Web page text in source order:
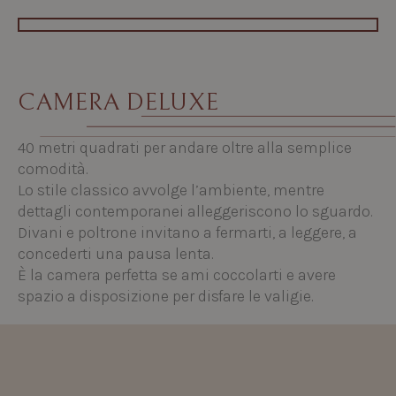
CAMERA DELUXE
40 metri quadrati per andare oltre alla semplice
comodità.
Lo stile classico avvolge l’ambiente, mentre
dettagli contemporanei alleggeriscono lo sguardo.
Divani e poltrone invitano a fermarti, a leggere, a
concederti una pausa lenta.
È la camera perfetta se ami coccolarti e avere
spazio a disposizione per disfare le valigie.